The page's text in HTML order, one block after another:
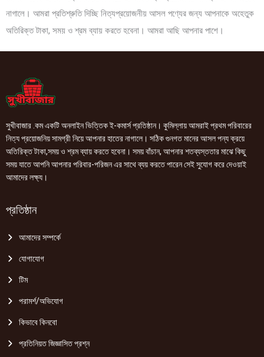
নাগালে। আমরা প্রতিশ্রুতি দিচ্ছি নিত্যপ্রয়োজনীয় আসল পণ্যের জন্য আপনাকে অহেতুক
অতিরিক্ত টাকা, সময় ও শ্রম ব্যায় করতে হবেনা। আমরা আছি আপনার পাশে।
সুখীবাজার .কম একটি অনলাইন ভিত্তিক ই-কমার্স প্রতিষ্ঠান। কুমিল্লায় আমরাই প্রথম পরিবারের
নিত্য প্রয়োজনিয় সামগ্রী নিয়ে আপনার হাতের নাগালে। সঠিক গুনগত মানের আসল পন্য ক্রয়ে
অতিরিক্ত টাকা,সময় ও শ্রম ব্যায় করতে হবেনা। সময় বাঁচান, আপনার শতব্যস্ততার মাঝে কিছু
সময় যাতে আপনি আপনার পরিবার-পরিজন এর সাথে ব্যয় করতে পারেন সেই সুযোগ করে দেওয়াই
আমাদের লক্ষ্য।
প্রতিষ্ঠান
আমাদের সম্পর্কে
যোগাযোগ
টিম
পরামর্শ/অভিযোগ
কিভাবে কিনবো
প্রতিনিয়ত জিজ্ঞাসিত প্রশ্ন